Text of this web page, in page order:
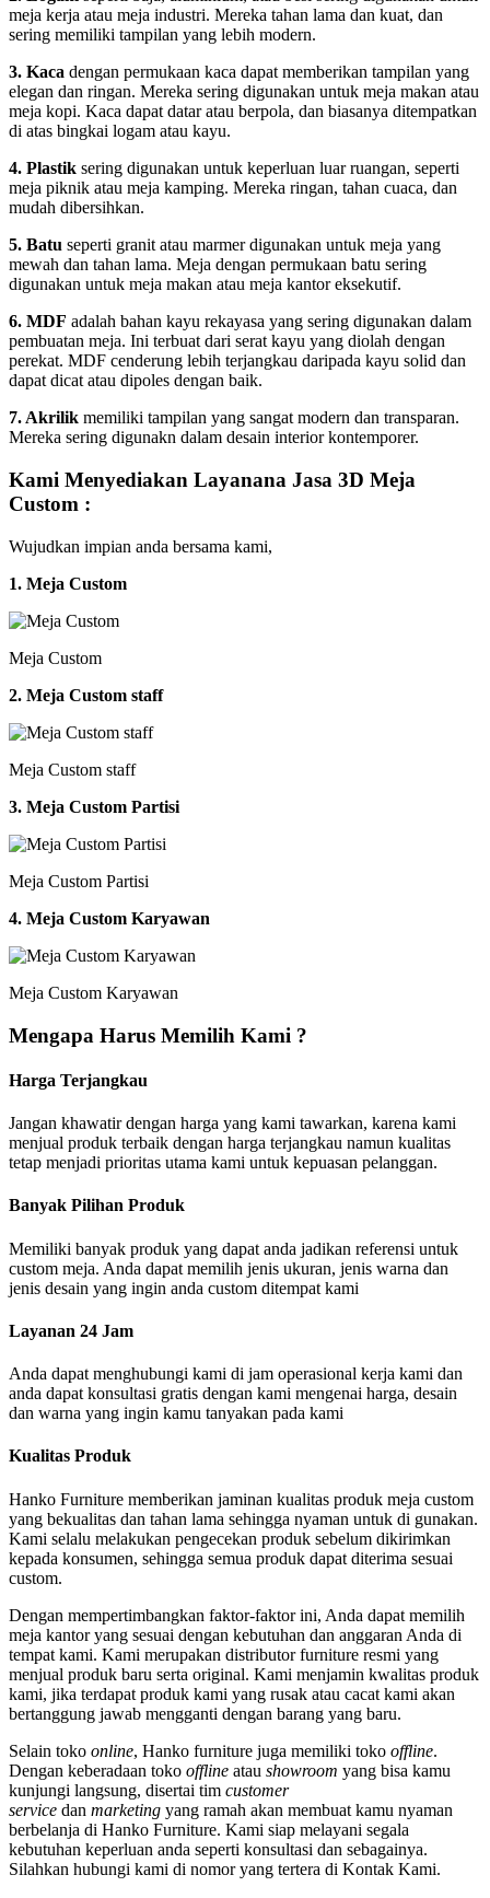
meja kerja atau meja industri. Mereka tahan lama dan kuat, dan
sering memiliki tampilan yang lebih modern.
3. Kaca dengan permukaan kaca dapat memberikan tampilan yang
elegan dan ringan. Mereka sering digunakan untuk meja makan atau
meja kopi. Kaca dapat datar atau berpola, dan biasanya ditempatkan
di atas bingkai logam atau kayu.
4. Plastik sering digunakan untuk keperluan luar ruangan, seperti
meja piknik atau meja kamping. Mereka ringan, tahan cuaca, dan
mudah dibersihkan.
5. Batu seperti granit atau marmer digunakan untuk meja yang
mewah dan tahan lama. Meja dengan permukaan batu sering
digunakan untuk meja makan atau meja kantor eksekutif.
6. MDF adalah bahan kayu rekayasa yang sering digunakan dalam
pembuatan meja. Ini terbuat dari serat kayu yang diolah dengan
perekat. MDF cenderung lebih terjangkau daripada kayu solid dan
dapat dicat atau dipoles dengan baik.
7. Akrilik memiliki tampilan yang sangat modern dan transparan.
Mereka sering digunakn dalam desain interior kontemporer.
Kami Menyediakan Layanana Jasa 3D Meja
Custom :
Wujudkan impian anda bersama kami,
1. Meja Custom
Meja Custom
2. Meja Custom staff
Meja Custom staff
3. Meja Custom Partisi
Meja Custom Partisi
4. Meja Custom Karyawan
Meja Custom Karyawan
Mengapa Harus Memilih Kami ?
Harga Terjangkau
Jangan khawatir dengan harga yang kami tawarkan, karena kami
menjual produk terbaik dengan harga terjangkau namun kualitas
tetap menjadi prioritas utama kami untuk kepuasan pelanggan.
Banyak Pilihan Produk
Memiliki banyak produk yang dapat anda jadikan referensi untuk
custom meja. Anda dapat memilih jenis ukuran, jenis warna dan
jenis desain yang ingin anda custom ditempat kami
Layanan 24 Jam
Anda dapat menghubungi kami di jam operasional kerja kami dan
anda dapat konsultasi gratis dengan kami mengenai harga, desain
dan warna yang ingin kamu tanyakan pada kami
Kualitas Produk
Hanko Furniture memberikan jaminan kualitas produk meja custom
yang bekualitas dan tahan lama sehingga nyaman untuk di gunakan.
Kami selalu melakukan pengecekan produk sebelum dikirimkan
kepada konsumen, sehingga semua produk dapat diterima sesuai
custom.
Dengan mempertimbangkan faktor-faktor ini, Anda dapat memilih
meja kantor yang sesuai dengan kebutuhan dan anggaran Anda di
tempat kami. Kami merupakan distributor furniture resmi yang
menjual produk baru serta original. Kami menjamin kwalitas produk
kami, jika terdapat produk kami yang rusak atau cacat kami akan
bertanggung jawab mengganti dengan barang yang baru.
Selain toko online, Hanko furniture juga memiliki toko offline.
Dengan keberadaan toko offline atau showroom yang bisa kamu
kunjungi langsung, disertai tim customer
service dan marketing yang ramah akan membuat kamu nyaman
berbelanja di Hanko Furniture. Kami siap melayani segala
kebutuhan keperluan anda seperti konsultasi dan sebagainya.
Silahkan hubungi kami di nomor yang tertera di Kontak Kami.